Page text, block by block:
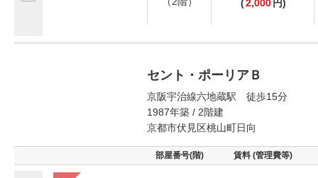
(2,000 円)
セント・ポーリアＢ
京阪宇治線六地蔵駅 徒歩15分
1987年築 / 2階建
京都市伏見区桃山町日向
部屋番号(階) 賃料 (管理費等)